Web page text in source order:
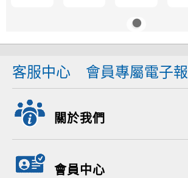
客服中心 會員專屬電子報
關於我們
會員中心